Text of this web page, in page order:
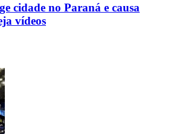
cidade no Paraná e causa
vídeos